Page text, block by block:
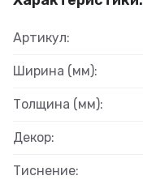
Артикул:
Ширина (мм):
Толщина (мм):
Декор:
Тиснение: